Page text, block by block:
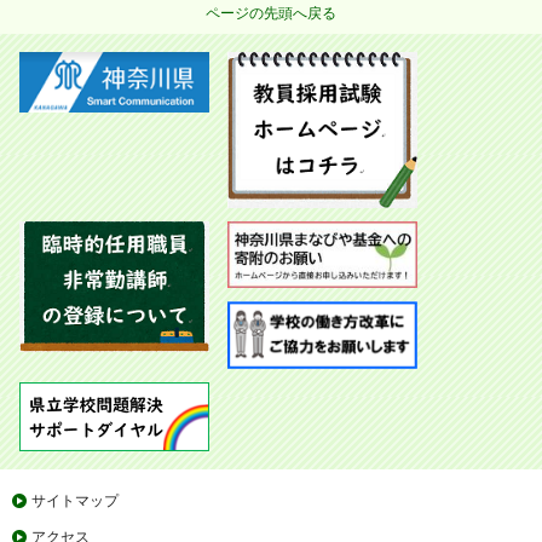
ページの先頭へ戻る
サイトマップ
アクセス